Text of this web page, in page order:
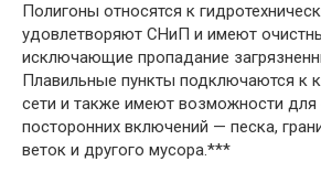
Полигоны относятся к
удовлетворяют СНиП и имеют
исключающие пропадание
Плавильные пункты подключаются к
сети и также имеют возможности для
посторонних включений — песка,
веток и другого мусора.***